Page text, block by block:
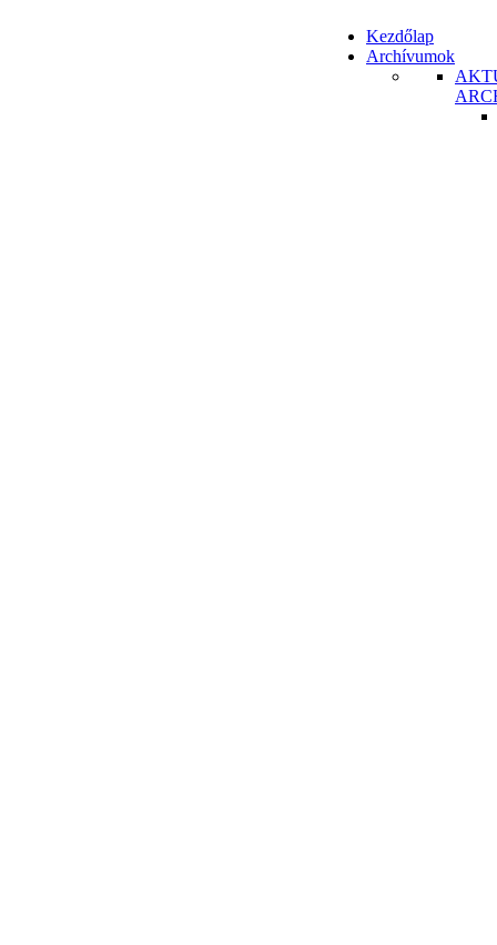
Kezdőlap
Archívumok